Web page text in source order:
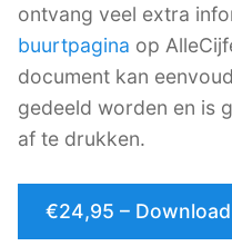
ontvang veel extra
buurtpagina op
document kan
gedeeld worden en is
af te drukken.
€24,95 – Download